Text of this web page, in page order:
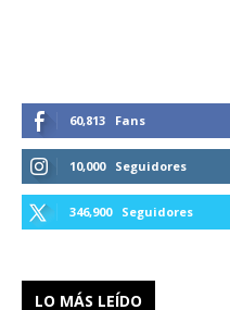
60,813 Fans
10,000 Seguidores
346,900 Seguidores
LO MÁS LEÍDO